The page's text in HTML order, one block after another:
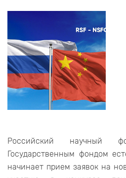
Российский научный
Государственным фондом
начинает прием заявок на